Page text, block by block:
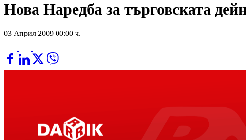
Нова Наредба за търговската
03 Април 2009 00:00 ч.